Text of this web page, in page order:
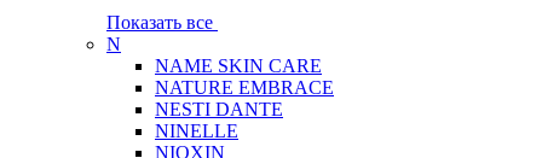
Показать все
N
NAME SKIN CARE
NATURE EMBRACE
NESTI DANTE
NINELLE
NIOXIN